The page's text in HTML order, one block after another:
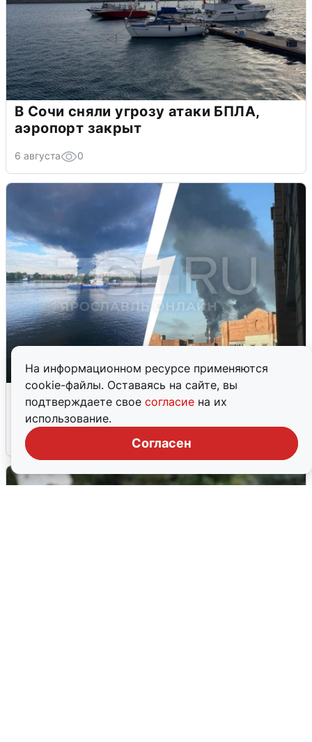
На информационном ресурсе применяются
cookie-файлы. Оставаясь на сайте, вы
подтверждаете свое согласие на их
использование.
Согласен
В Сочи сняли угрозу атаки БПЛА,
аэропорт закрыт
6 августа 0
Ночная атака БПЛА на Ярославль:
попадания и последствия
6 августа